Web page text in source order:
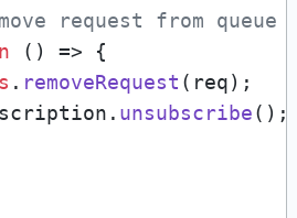
request from queue
() => {
. removeRequest (req);
unsubscribe();